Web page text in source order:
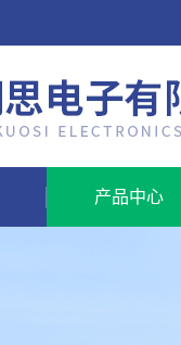
产品中心